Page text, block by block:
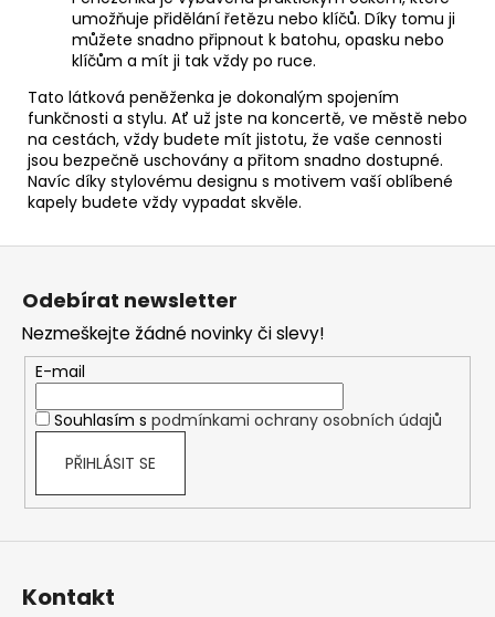
umožňuje přidělání řetězu nebo klíčů. Díky tomu ji
můžete snadno připnout k batohu, opasku nebo
klíčům a mít ji tak vždy po ruce.
Tato látková peněženka je dokonalým spojením
funkčnosti a stylu. Ať už jste na koncertě, ve městě nebo
na cestách, vždy budete mít jistotu, že vaše cennosti
jsou bezpečně uschovány a přitom snadno dostupné.
Navíc díky stylovému designu s motivem vaší oblíbené
kapely budete vždy vypadat skvěle.
Z
Odebírat newsletter
Nezmeškejte žádné novinky či slevy!
E-mail
Souhlasím s podmínkami ochrany osobních údajů
PŘIHLÁSIT SE
Kontakt